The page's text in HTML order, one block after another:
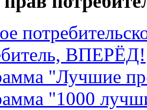
ВПЕРЁД!
"Лучшие
"1000